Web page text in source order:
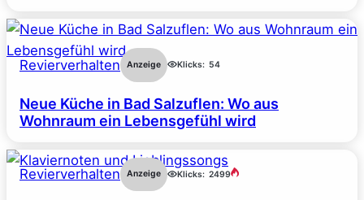
Revierverhalten Anzeige Klicks: 54
Neue Küche in Bad Salzuflen: Wo aus
Wohnraum ein Lebensgefühl wird
Revierverhalten Anzeige Klicks: 2499